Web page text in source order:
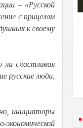
– «Русской
с прицелом
к своему
ли счастливая
русские люди,
инициаторы
экономической